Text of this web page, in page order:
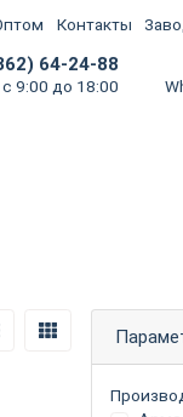
Контакты
64-24-88
9:00 до 18:00